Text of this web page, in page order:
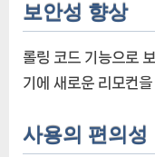
보안성 향상
롤링 코드 기능으로
기에 새로운 리모컨
사용의 편의성